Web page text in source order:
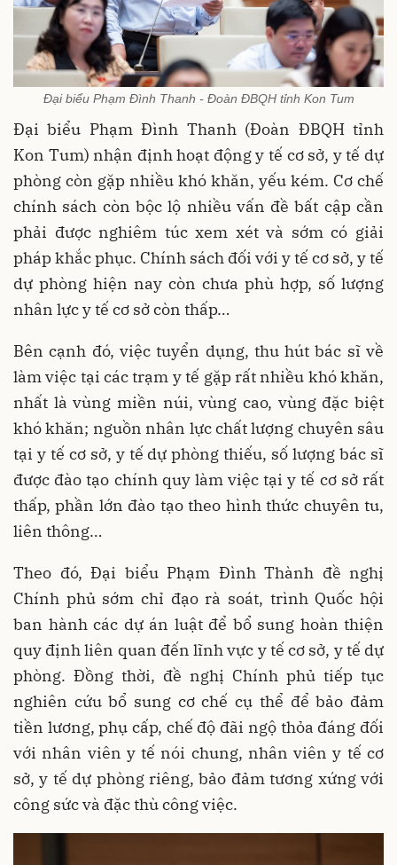
Đại biểu Phạm Đình Thanh - Đoàn ĐBQH tỉnh Kon Tum
Đại biểu Phạm Đình Thanh (Đoàn ĐBQH tỉnh
Kon Tum) nhận định hoạt động y tế cơ sở, y tế dự
phòng còn gặp nhiều khó khăn, yếu kém. Cơ chế
chính sách còn bộc lộ nhiều vấn đề bất cập cần
phải được nghiêm túc xem xét và sớm có giải
pháp khắc phục. Chính sách đối với y tế cơ sở, y tế
dự phòng hiện nay còn chưa phù hợp, số lượng
nhân lực y tế cơ sở còn thấp…
Bên cạnh đó, việc tuyển dụng, thu hút bác sĩ về
làm việc tại các trạm y tế gặp rất nhiều khó khăn,
nhất là vùng miền núi, vùng cao, vùng đặc biệt
khó khăn; nguồn nhân lực chất lượng chuyên sâu
tại y tế cơ sở, y tế dự phòng thiếu, số lượng bác sĩ
được đào tạo chính quy làm việc tại y tế cơ sở rất
thấp, phần lớn đào tạo theo hình thức chuyên tu,
liên thông…
Theo đó, Đại biểu Phạm Đình Thành đề nghị
Chính phủ sớm chỉ đạo rà soát, trình Quốc hội
ban hành các dự án luật để bổ sung hoàn thiện
quy định liên quan đến lĩnh vực y tế cơ sở, y tế dự
phòng. Đồng thời, đề nghị Chính phủ tiếp tục
nghiên cứu bổ sung cơ chế cụ thể để bảo đảm
tiền lương, phụ cấp, chế độ đãi ngộ thỏa đáng đối
với nhân viên y tế nói chung, nhân viên y tế cơ
sở, y tế dự phòng riêng, bảo đảm tương xứng với
công sức và đặc thù công việc.